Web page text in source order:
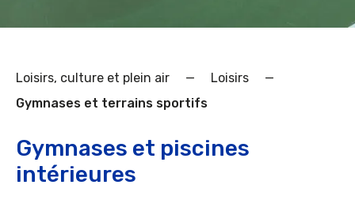
Loisirs, culture et plein air — Loisirs
—
Gymnases et terrains sportifs
Gymnases et piscines
intérieures